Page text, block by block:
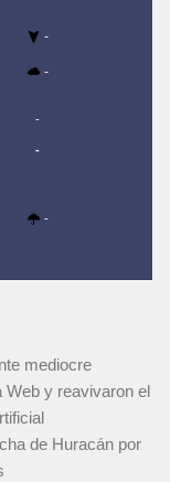
-
-
-
-
-
mediocre
Web y reavivaron el
de Huracán por